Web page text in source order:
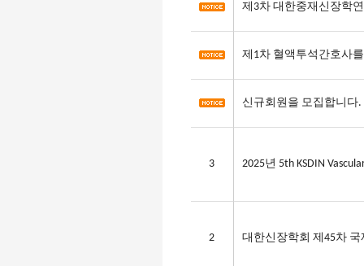
제3차 대한중재신장학
제1차 혈액투석간호사
신규회원을 모집합니다.
3 2025년 5th KSDIN
2 대한신장학회 제45차 국